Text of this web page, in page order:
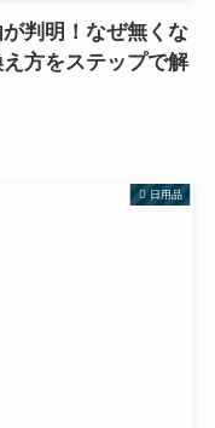
判明！なぜ無くな
方をステップで解
日用品